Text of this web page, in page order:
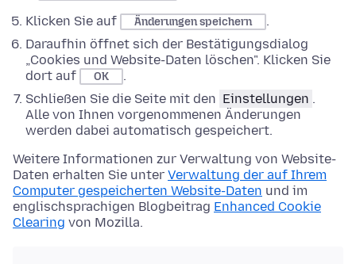
Klicken Sie auf
Änderungen speichern
.
Daraufhin öffnet sich der Bestätigungsdialog
„Cookies und Website-Daten löschen". Klicken Sie
dort auf
OK
.
Schließen Sie die Seite mit den Einstellungen .
Alle von Ihnen vorgenommenen Änderungen
werden dabei automatisch gespeichert.
Weitere Informationen zur Verwaltung von Website-
Daten erhalten Sie unter Verwaltung der auf Ihrem
Computer gespeicherten Website-Daten und im
englischsprachigen Blogbeitrag Enhanced Cookie
Clearing von Mozilla.